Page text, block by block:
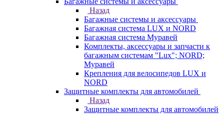
Назад
Багажные системы и аксессуары
Багажная система LUX и NORD
Багажная система Муравей
Комплекты, аксессуары и запчасти к
багажным системам "Lux"; NORD;
Муравей
Крепления для велосипедов LUX и
NORD
Защитные комплекты для автомобилей
Назад
Защитные комплекты для автомобилей